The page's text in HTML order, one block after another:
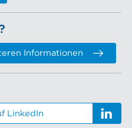
Informationen
LinkedIn